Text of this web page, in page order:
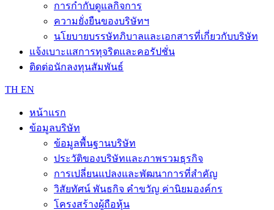
การกำกับดูแลกิจการ
ความยั่งยืนของบริษัทฯ
นโยบายบรรษัทภิบาลและเอกสารที่เกี่ยวกับบริษัท
แจ้งเบาะแสการทุจริตและคอรัปชั่น
ติดต่อนักลงทุนสัมพันธ์
TH EN
หน้าแรก
ข้อมูลบริษัท
ข้อมูลพื้นฐานบริษัท
ประวัติของบริษัทและภาพรวมธุรกิจ
การเปลี่ยนแปลงและพัฒนาการที่สำคัญ
วิสัยทัศน์ พันธกิจ คำขวัญ ค่านิยมองค์กร
โครงสร้างผู้ถือหุ้น